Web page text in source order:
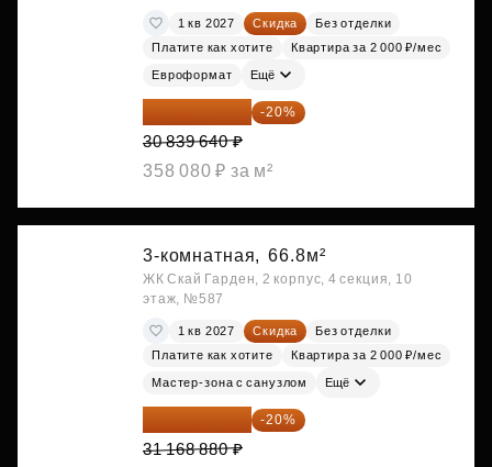
1 кв 2027 Скидка
Без отделки
Платите как хотите
Квартира за 2 000 ₽/мес
Евроформат Ещё
24 671 712 ₽ -20%
30 839 640 ₽
358 080 ₽ за м²
3-комнатная, 66.8м²
ЖК Скай Гарден, 2 корпус, 4 секция, 10
этаж, №587
1 кв 2027 Скидка
Без отделки
Платите как хотите
Квартира за 2 000 ₽/мес
Мастер-зона с санузлом Ещё
24 935 104 ₽ -20%
31 168 880 ₽